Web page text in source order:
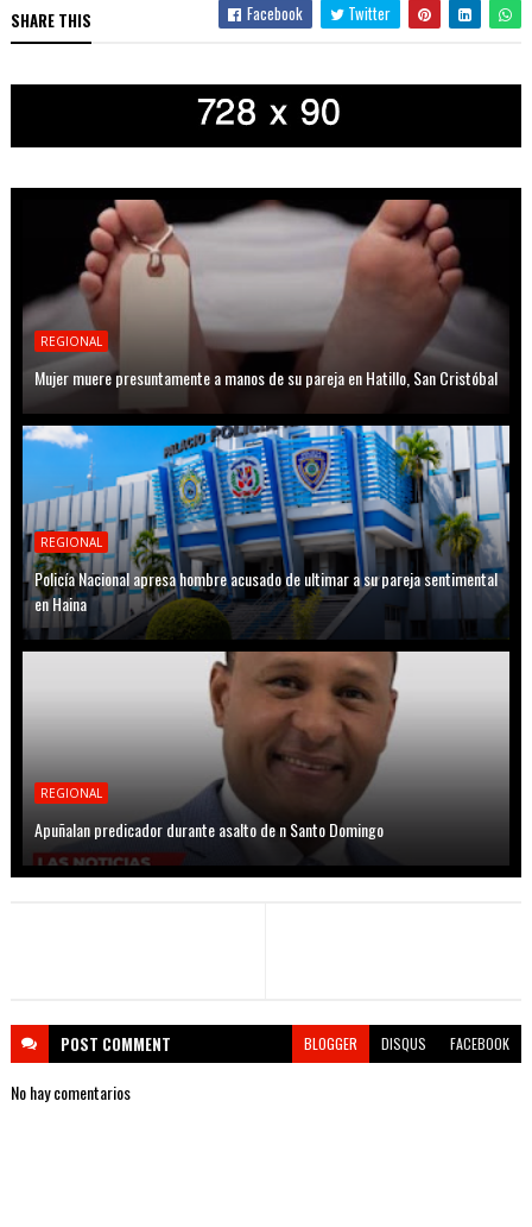
SHARE THIS Facebook Twitter
REGIONAL
Mujer muere presuntamente a manos de su pareja en Hatillo, San Cristóbal
REGIONAL
Policía Nacional apresa hombre acusado de ultimar a su pareja sentimental
en Haina
REGIONAL
Apuñalan predicador durante asalto de n Santo Domingo
POST COMMENT BLOGGER DISQUS FACEBOOK
No hay comentarios